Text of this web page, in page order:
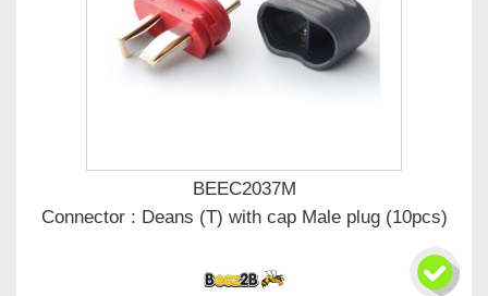
BEEC2037M
Connector : Deans (T) with cap Male plug (10pcs)